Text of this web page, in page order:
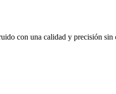
con una calidad y precisión